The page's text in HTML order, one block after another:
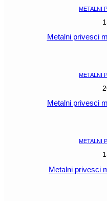
METALNI
Metalni privesci
METALNI
Metalni privesci
METALNI
Metalni privesci